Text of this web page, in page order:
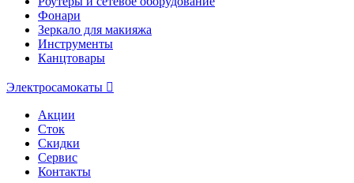
Фонари
Зеркало для макияжа
Инструменты
Канцтовары
Электросамокаты
Акции
Сток
Скидки
Сервис
Контакты